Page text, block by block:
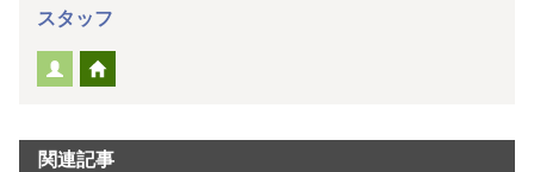
スタッフ
関連記事